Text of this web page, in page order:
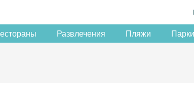
Развлечения Пляжи Парки